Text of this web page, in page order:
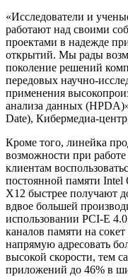
«Исследователи и
работают над своими
проектами в надежде
открытий. Мы рады
поколение решений
передовых научно-
применения
анализа данных
Date), Кибермедиа-
Кроме того, линейка
возможности при
клиентам
постоянной памяти
X12 быстрее получают
вдвое большей
использовании PCI-E
каналов памяти на
напрямую адресовать
высокой скорости, тем
приложений до 46% в